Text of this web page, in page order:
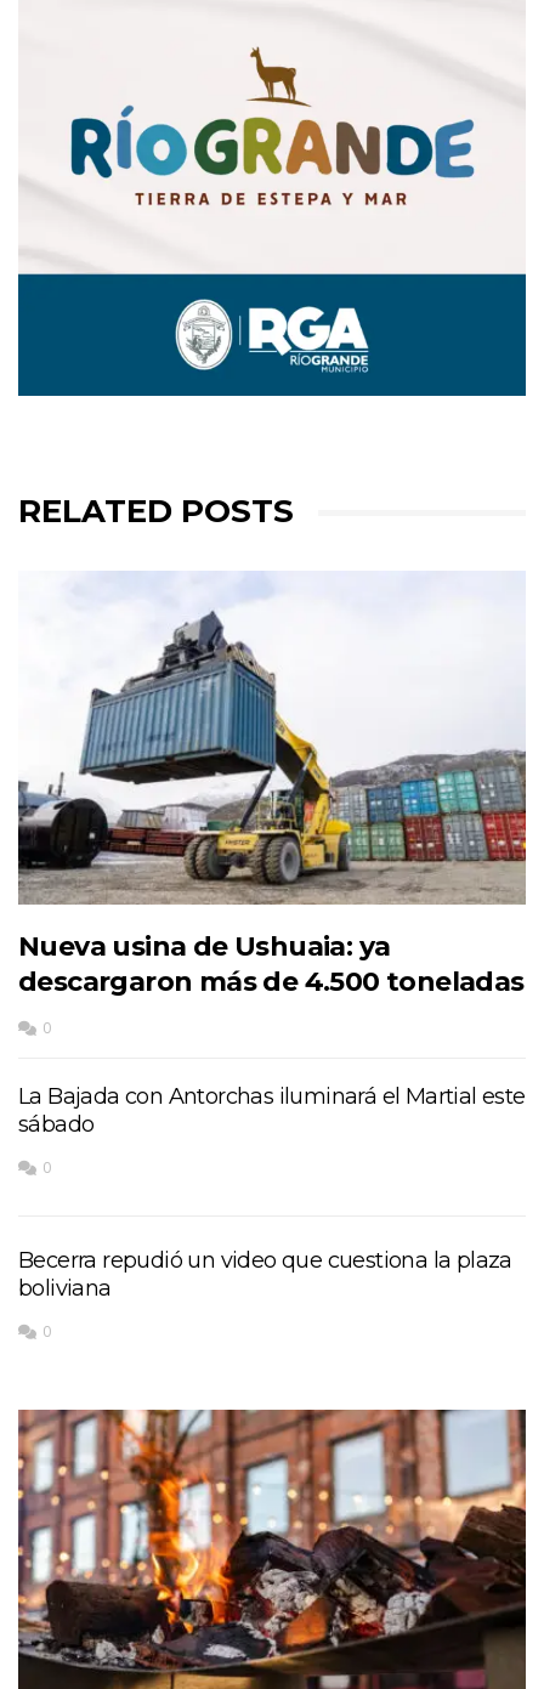
RELATED POSTS
Nueva usina de Ushuaia: ya
descargaron más de 4.500 toneladas
0
La Bajada con Antorchas iluminará el Martial este
sábado
0
Becerra repudió un video que cuestiona la plaza
boliviana
0